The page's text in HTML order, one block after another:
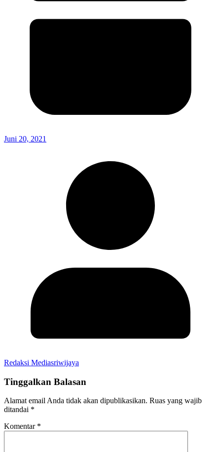
Juni 20, 2021
Redaksi Mediasriwijaya
Tinggalkan Balasan
Alamat email Anda tidak akan dipublikasikan. Ruas yang wajib
ditandai *
Komentar *